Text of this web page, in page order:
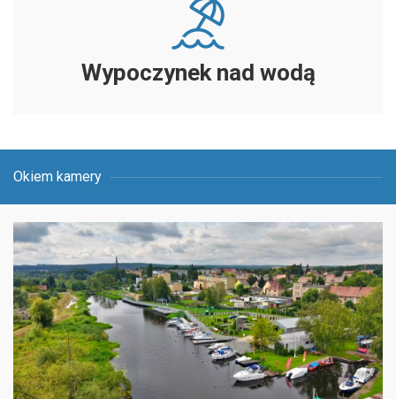
Wypoczynek nad wodą
Okiem kamery